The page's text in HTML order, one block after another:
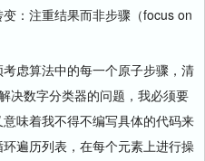
：注重结果而非步骤（focus on
虑算法中的每一个原子步骤，清
决数字分类器的问题，我必须要
味着我不得不编写具体的代码来
遍历列表，在每个元素上进行操